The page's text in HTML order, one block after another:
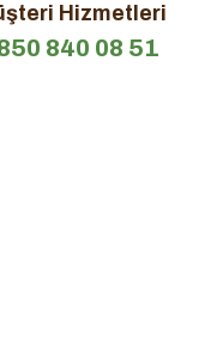
Hizmetleri
840 08 51